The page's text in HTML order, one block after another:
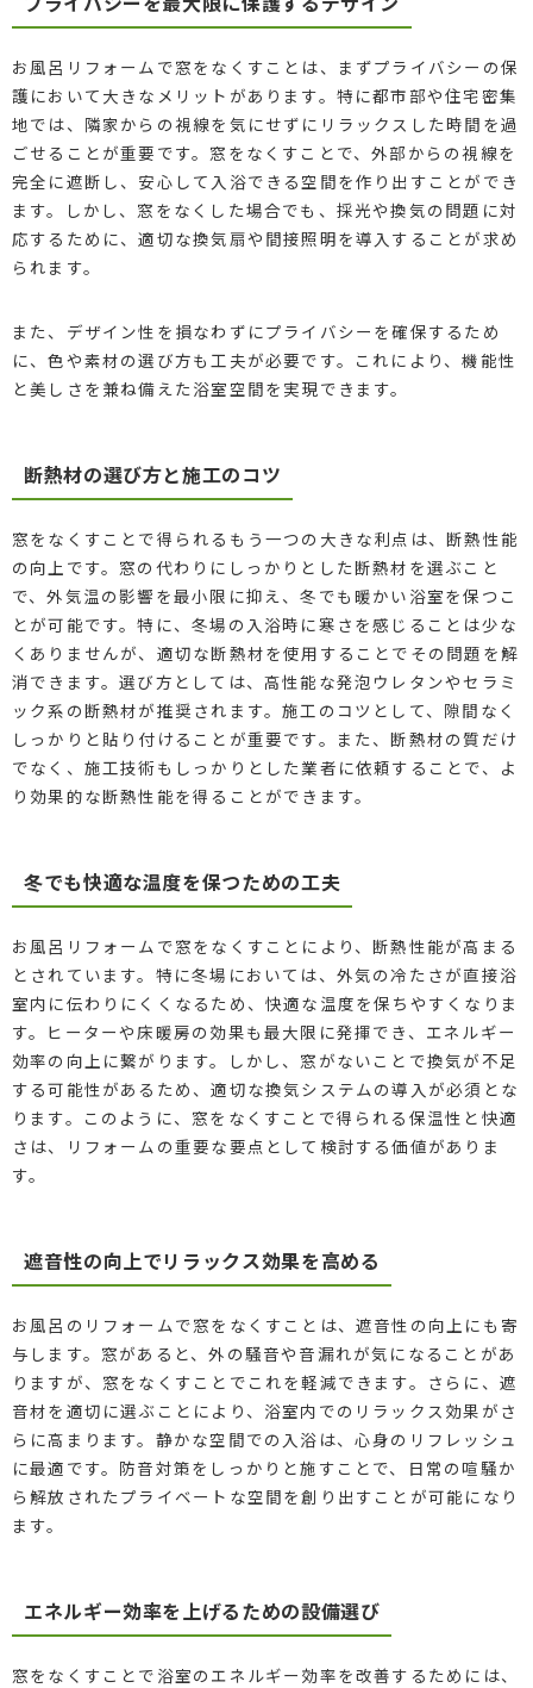
お風呂リフォームで窓をなくすことは、まずプライバシーの保
護において大きなメリットがあります。特に都市部や住宅密集
地では、隣家からの視線を気にせずにリラックスした時間を過
ごせることが重要です。窓をなくすことで、外部からの視線を
完全に遮断し、安心して入浴できる空間を作り出すことができ
ます。しかし、窓をなくした場合でも、採光や換気の問題に対
応するために、適切な換気扇や間接照明を導入することが求め
られます。
また、デザイン性を損なわずにプライバシーを確保するため
に、色や素材の選び方も工夫が必要です。これにより、機能性
と美しさを兼ね備えた浴室空間を実現できます。
断熱材の選び方と施工のコツ
窓をなくすことで得られるもう一つの大きな利点は、断熱性能
の向上です。窓の代わりにしっかりとした断熱材を選ぶこと
で、外気温の影響を最小限に抑え、冬でも暖かい浴室を保つこ
とが可能です。特に、冬場の入浴時に寒さを感じることは少な
くありませんが、適切な断熱材を使用することでその問題を解
消できます。選び方としては、高性能な発泡ウレタンやセラミ
ック系の断熱材が推奨されます。施工のコツとして、隙間なく
しっかりと貼り付けることが重要です。また、断熱材の質だけ
でなく、施工技術もしっかりとした業者に依頼することで、よ
り効果的な断熱性能を得ることができます。
冬でも快適な温度を保つための工夫
お風呂リフォームで窓をなくすことにより、断熱性能が高まる
とされています。特に冬場においては、外気の冷たさが直接浴
室内に伝わりにくくなるため、快適な温度を保ちやすくなりま
す。ヒーターや床暖房の効果も最大限に発揮でき、エネルギー
効率の向上に繋がります。しかし、窓がないことで換気が不足
する可能性があるため、適切な換気システムの導入が必須とな
ります。このように、窓をなくすことで得られる保温性と快適
さは、リフォームの重要な要点として検討する価値がありま
す。
遮音性の向上でリラックス効果を高める
お風呂のリフォームで窓をなくすことは、遮音性の向上にも寄
与します。窓があると、外の騒音や音漏れが気になることがあ
りますが、窓をなくすことでこれを軽減できます。さらに、遮
音材を適切に選ぶことにより、浴室内でのリラックス効果がさ
らに高まります。静かな空間での入浴は、心身のリフレッシュ
に最適です。防音対策をしっかりと施すことで、日常の喧騒か
ら解放されたプライベートな空間を創り出すことが可能になり
ます。
エネルギー効率を上げるための設備選び
窓をなくすことで浴室のエネルギー効率を改善するためには、